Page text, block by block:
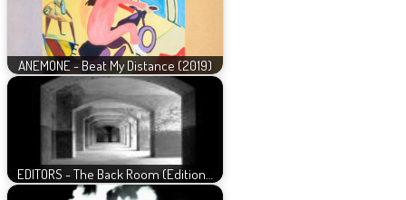
ANEMONE - Beat My Distance (2019)
EDITORS - The Back Room (Edition…